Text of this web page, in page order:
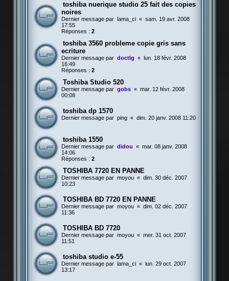
toshiba nuerique studio 25 fait des copies
noires
Dernier message par lama_ci « sam. 19 avr. 2008
17:55
Réponses : 2
toshiba 3560 probleme copie gris sans
ecriture
Dernier message par doctlg «
lun. 18 févr. 2008
16:49
Réponses : 2
Toshiba Studio 520
Dernier message par gobs « mar. 12 févr. 2008
00:08
toshiba dp 1570
Dernier message par ping « dim. 20 janv. 2008 11:20
toshiba 1550
Dernier message par didou « mar. 08 janv. 2008
14:06
Réponses : 2
TOSHIBA 7720 EN PANNE
Dernier message par moyou « dim. 30 déc. 2007
10:23
TOSHIBA BD 7720 EN PANNE
Dernier message par moyou « dim. 02 déc. 2007
11:36
TOSHIBA BD 7720
Dernier message par moyou « mer. 31 oct. 2007
11:51
toshiba studio e-55
Dernier message par lama_ci «
lun. 29 oct. 2007
13:17